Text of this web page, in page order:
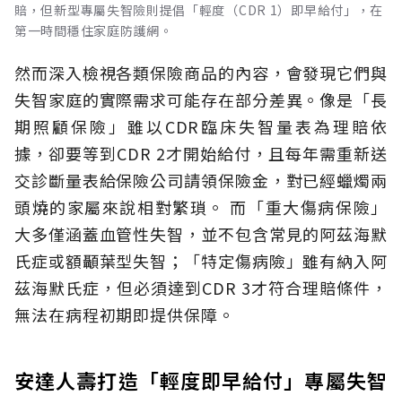
賠，但新型專屬失智險則提倡「輕度（CDR 1）即早給付」，在
第一時間穩住家庭防護網。
然而深入檢視各類保險商品的內容，會發現它們與
失智家庭的實際需求可能存在部分差異。像是「長
期照顧保險」雖以CDR臨床失智量表為理賠依
據，卻要等到CDR 2才開始給付，且每年需重新送
交診斷量表給保險公司請領保險金，對已經蠟燭兩
頭燒的家屬來說相對繁瑣。 而「重大傷病保險」
大多僅涵蓋血管性失智，並不包含常見的阿茲海默
氏症或額顳葉型失智；「特定傷病險」雖有納入阿
茲海默氏症，但必須達到CDR 3才符合理賠條件，
無法在病程初期即提供保障。
安達人壽打造「輕度即早給付」專屬失智